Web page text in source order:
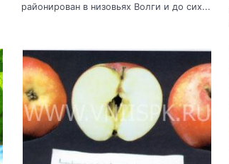
районирован в низовьях Волги и до сих...